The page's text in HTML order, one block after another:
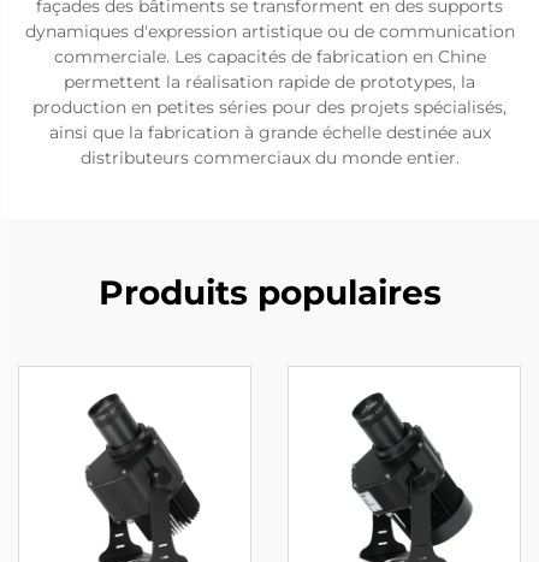
façades des bâtiments se transforment en des supports
dynamiques d'expression artistique ou de communication
commerciale. Les capacités de fabrication en Chine
permettent la réalisation rapide de prototypes, la
production en petites séries pour des projets spécialisés,
ainsi que la fabrication à grande échelle destinée aux
distributeurs commerciaux du monde entier.
Produits populaires